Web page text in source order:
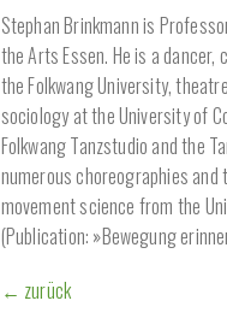
Stephan Brinkmann is
the Arts Essen. He is a
the Folkwang University,
sociology at the University of
Folkwang Tanzstudio and the
numerous choreographies and
movement science from the
(Publication: »Bewegung
← zurück